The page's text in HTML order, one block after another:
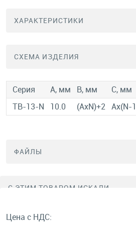
ХАРАКТЕРИСТИКИ
СХЕМА ИЗДЕЛИЯ
Серия A, мм B, мм C, мм
TB-13-N
10.0 (AxN)+2 Ax(N-
ФАЙЛЫ
C ЭТИМ ТОВАРОМ ИСКАЛИ
Цена с НДС: